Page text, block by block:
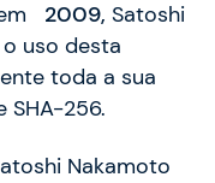
2009, Satoshi
uso desta
toda a sua
SHA-256.
Nakamoto